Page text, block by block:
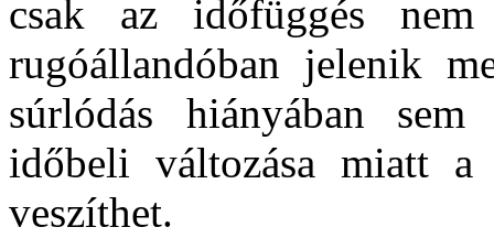
csak az időfüggés
rugóállandóban jelenik
súrlódás hiányában
időbeli változása miatt a
veszíthet.